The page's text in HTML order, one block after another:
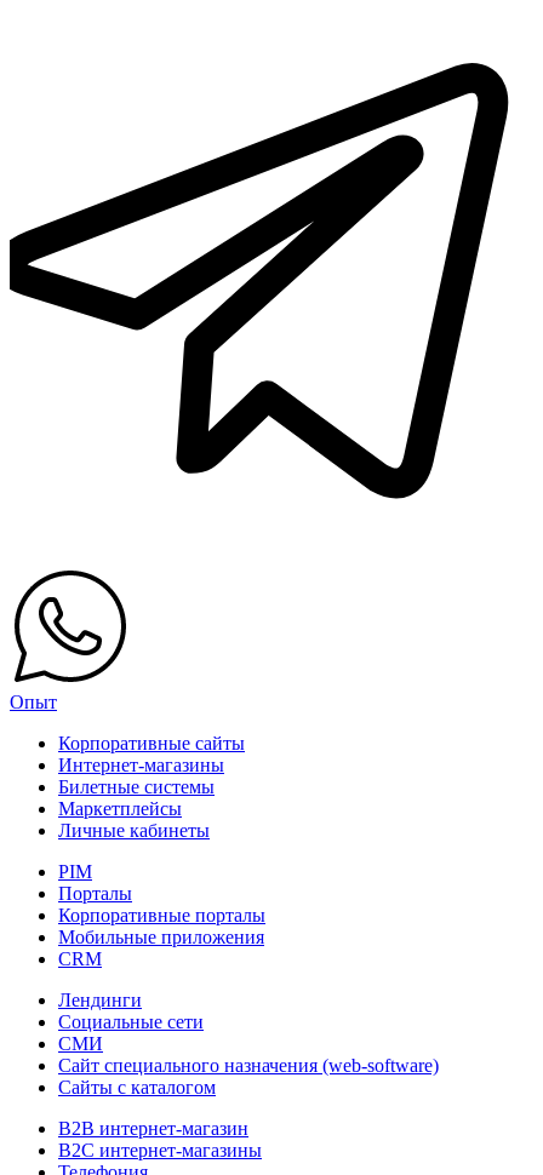
Опыт
Корпоративные сайты
Интернет-магазины
Билетные системы
Маркетплейсы
Личные кабинеты
PIM
Порталы
Корпоративные порталы
Мобильные приложения
CRM
Лендинги
Социальные сети
СМИ
Сайт специального назначения (web-software)
Сайты с каталогом
B2B интернет-магазин
B2C интернет-магазины